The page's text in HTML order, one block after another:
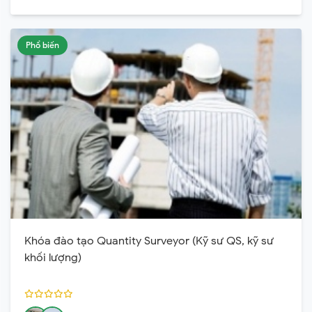
Phổ biến
Khóa đào tạo Quantity Surveyor (Kỹ sư QS, kỹ sư
khối lượng)